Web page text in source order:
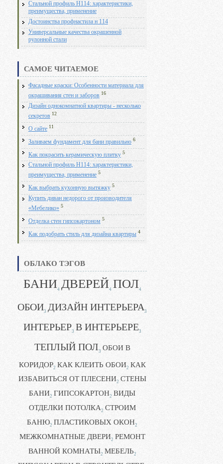
Стальной профиль Н114: характеристики,
преимущества, применение
Достоинства профнастила н 114
Универсальные качества окрашенной
рулонной стали
САМОЕ ЧИТАЕМОЕ
Фасадные краски: Особенности материала для
окрашивания стен и заборов 16
Дизайн однокомнатной квартиры - несколько
секретов 12
О сайте 11
Заливаем фундамент для бани правильно 6
Как покрасить керамическую плитку 5
Стальной профиль Н114: характеристики,
преимущества, применение 5
Как выбрать кухонную вытяжку 5
Купить диван недорого от производителя
«Мебелико» 5
Отделка стен гипсокартоном 5
Как подобрать стиль для дизайна квартиры 4
ОБЛАКО ТЭГОВ
БАНИ4 ДВЕРЕЙ4 ПОЛ4
ОБОИ3 ДИЗАЙН ИНТЕРЬЕРА3
ИНТЕРЬЕР3 В ИНТЕРЬЕРЕ3
ТЕПЛЫЙ ПОЛ3 ОБОИ В
КОРИДОР2 КАК КЛЕИТЬ ОБОИ2 КАК
ИЗБАВИТЬСЯ ОТ ПЛЕСЕНИ2 СТЕНЫ
БАНИ2 ГИПСОКАРТОН2 ВИДЫ
ОТДЕЛКИ ПОТОЛКА2 СТРОИМ
БАНЮ2 ПЛАСТИКОВЫХ ОКОН2
МЕЖКОМНАТНЫЕ ДВЕРИ2 РЕМОНТ
ВАННОЙ КОМНАТЫ2 МЕБЕЛЬ2